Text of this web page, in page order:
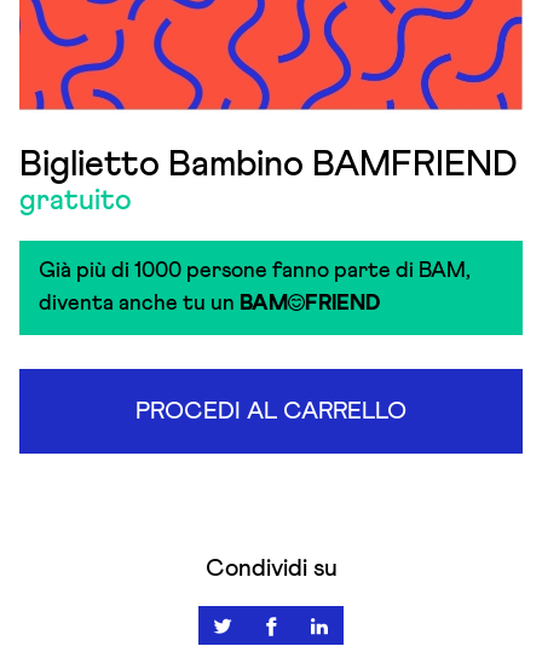
Biglietto Bambino BAMFRIEND
gratuito
Già più di 1000 persone fanno parte di BAM,
diventa anche tu un BAM FRIEND
PROCEDI AL CARRELLO
Condividi su